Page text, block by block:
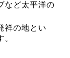
など太平洋の
祥の地とい